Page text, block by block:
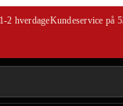
2 hverdageKundeservice på